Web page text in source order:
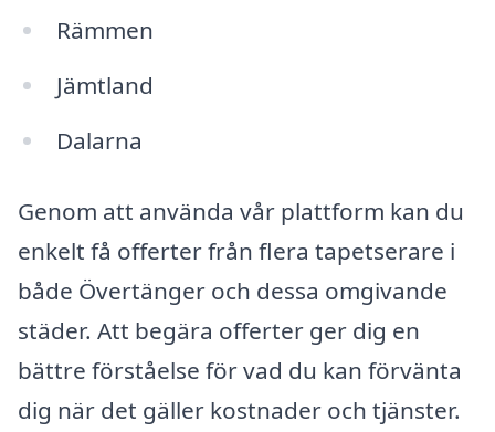
Rämmen
Jämtland
Dalarna
Genom att använda vår plattform kan du
enkelt få offerter från flera tapetserare i
både Övertänger och dessa omgivande
städer. Att begära offerter ger dig en
bättre förståelse för vad du kan förvänta
dig när det gäller kostnader och tjänster.